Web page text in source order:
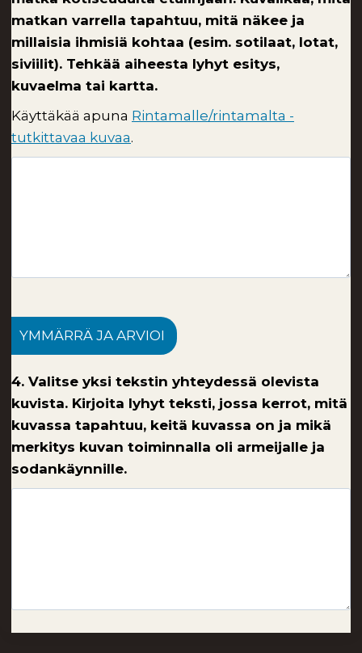
matkan varrella tapahtuu, mitä näkee ja
millaisia ihmisiä kohtaa (esim. sotilaat, lotat,
siviilit). Tehkää aiheesta lyhyt esitys,
kuvaelma tai kartta.
Käyttäkää apuna Rintamalle/rintamalta -
tutkittavaa kuvaa.
YMMÄRRÄ JA ARVIOI
4. Valitse yksi tekstin yhteydessä olevista
kuvista. Kirjoita lyhyt teksti, jossa kerrot, mitä
kuvassa tapahtuu, keitä kuvassa on ja mikä
merkitys kuvan toiminnalla oli armeijalle ja
sodankäynnille.